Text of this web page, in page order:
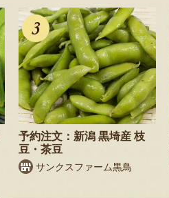
予約注文：新潟 黒埼産 枝
豆・茶豆
サンクスファーム黒鳥